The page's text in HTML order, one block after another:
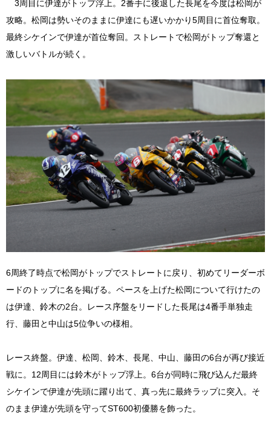
3周目に伊達がトップ浮上。2番手に後退した長尾を今度は松岡が
攻略。松岡は勢いそのままに伊達にも遅いかかり5周目に首位奪取。
最終シケインで伊達が首位奪回。ストレートで松岡がトップ奪還と
激しいバトルが続く。
6周終了時点で松岡がトップでストレートに戻り、初めてリーダーボ
ードのトップに名を掲げる。ペースを上げた松岡について行けたの
は伊達、鈴木の2台。レース序盤をリードした長尾は4番手単独走
行、藤田と中山は5位争いの様相。
レース終盤。伊達、松岡、鈴木、長尾、中山、藤田の6台が再び接近
戦に。12周目には鈴木がトップ浮上。6台が同時に飛び込んだ最終
シケインで伊達が先頭に躍り出て、真っ先に最終ラップに突入。そ
のまま伊達が先頭を守ってST600初優勝を飾った。